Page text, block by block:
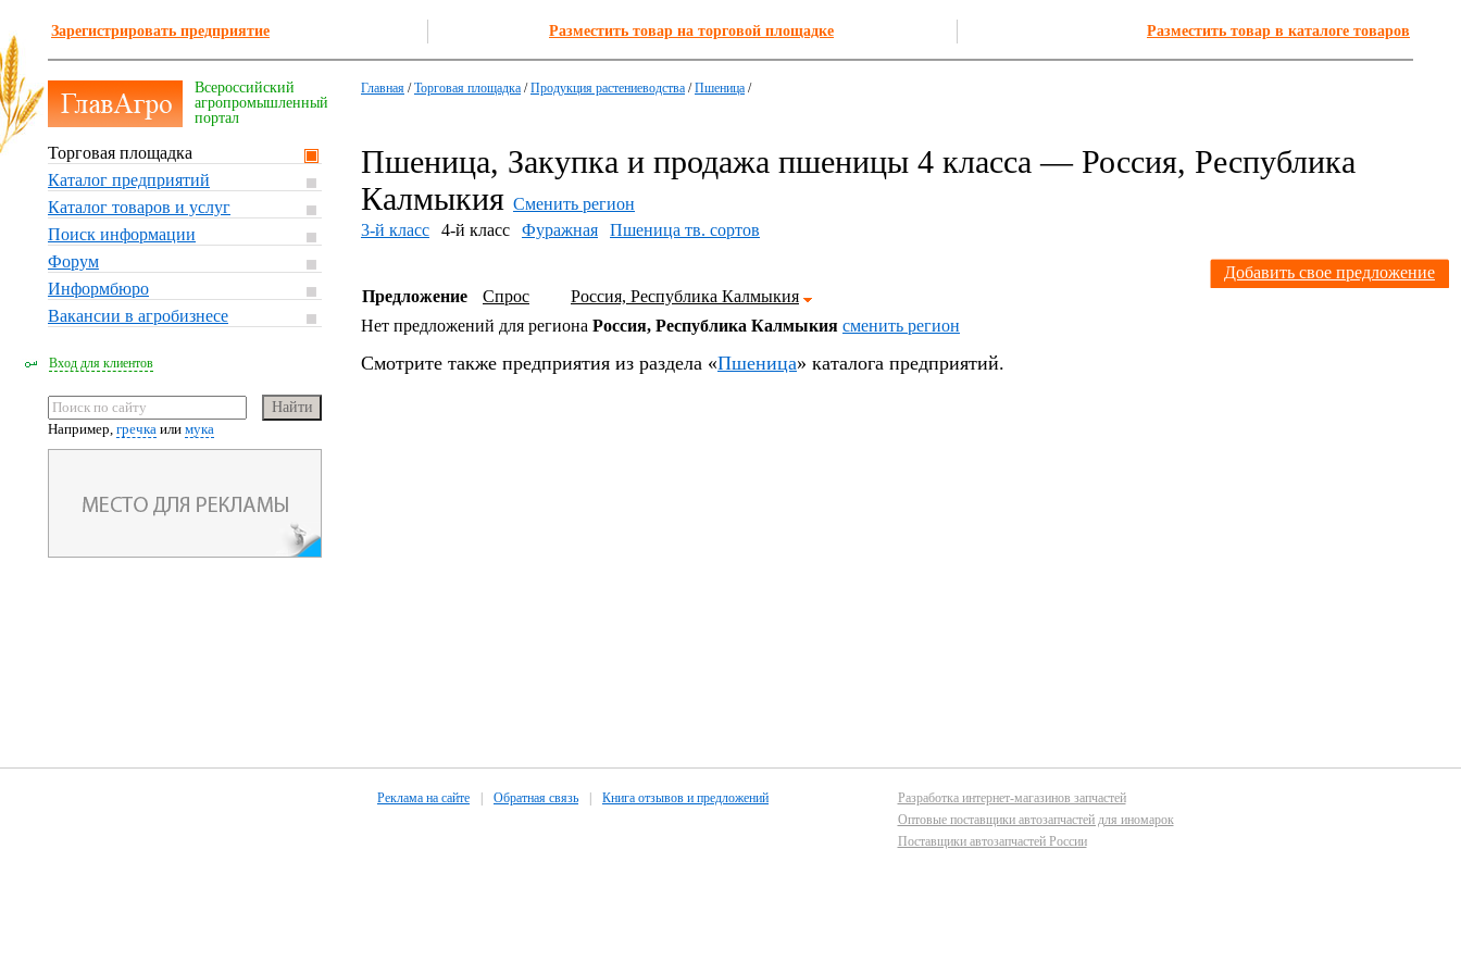
Зарегистрировать предприятие Разместить товар на торговой площадке Разместить товар в каталоге товаров
Всероссийский
агропромышленный
портал
Торговая площадка
Каталог предприятий
Каталог товаров и услуг
Поиск информации
Форум
Информбюро
Вакансии в агробизнесе
Вход для клиентов
Например, гречка или мука
Главная /Торговая площадка /Продукция растениеводства /Пшеница /
Пшеница, Закупка и продажа пшеницы 4 класса — Россия, Республика
Калмыкия Сменить регион
3-й класс
4-й класс Фуражная
Пшеница тв. сортов
Добавить свое предложение
Предложение
Спрос
Россия, Республика Калмыкия
Нет предложений для региона Россия, Республика Калмыкия cменить регион
Смотрите также предприятия из раздела «Пшеница» каталога предприятий.
Реклама на сайте Обратная связь Книга отзывов и предложений
Разработка интернет-магазинов запчастей
Оптовые поставщики автозапчастей для иномарок
Поставщики автозапчастей России